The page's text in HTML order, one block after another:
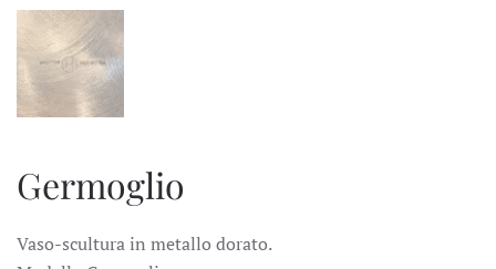
Germoglio
Vaso-scultura in metallo dorato.